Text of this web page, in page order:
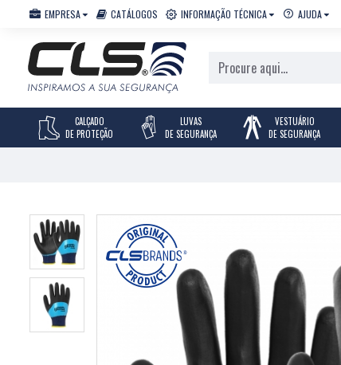
EMPRESA CATÁLOGOS INFORMAÇÃO TÉCNICA AJUDA
CALÇADO
DE PROTEÇÃO
LUVAS
DE SEGURANÇA
VESTUÁRIO
DE SEGURANÇA